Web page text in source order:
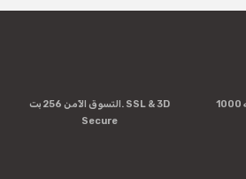
product's price, image, description, or
Missing information in the product
التسوق الآمن 256 بت. SSL & 3D
Secure
شحن مجاني على مشتريات بقيمة 1000